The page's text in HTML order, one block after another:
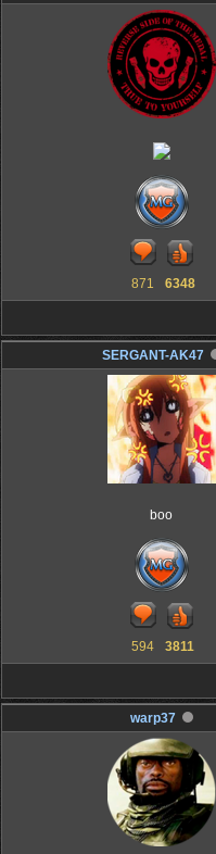
871 6348
SERGANT-AK47
boo
594 3811
warp37